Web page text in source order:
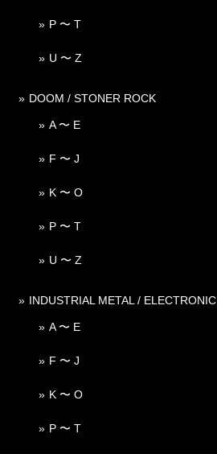
P 〜 T
U 〜 Z
DOOM / STONER ROCK
A 〜 E
F 〜 J
K 〜 O
P 〜 T
U 〜 Z
INDUSTRIAL METAL / ELECTRONIC
A 〜 E
F 〜 J
K 〜 O
P 〜 T